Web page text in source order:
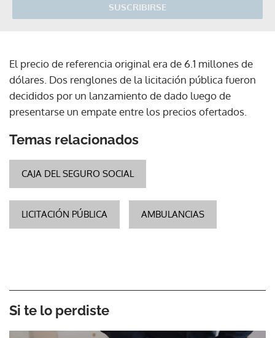
SUSCRIBIRSE
El precio de referencia original era de 6.1 millones de
dólares. Dos renglones de la licitación pública fueron
decididos por un lanzamiento de dado luego de
presentarse un empate entre los precios ofertados.
Temas relacionados
CAJA DEL SEGURO SOCIAL
LICITACIÓN PÚBLICA AMBULANCIAS
Si te lo perdiste